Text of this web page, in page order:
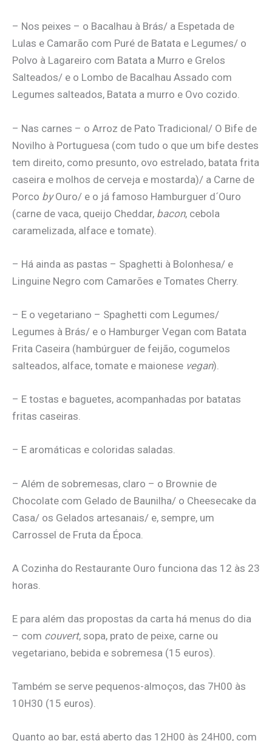
– Nos peixes – o Bacalhau à Brás/ a Espetada de
Lulas e Camarão com Puré de Batata e Legumes/ o
Polvo à Lagareiro com Batata a Murro e Grelos
Salteados/ e o Lombo de Bacalhau Assado com
Legumes salteados, Batata a murro e Ovo cozido.
– Nas carnes – o Arroz de Pato Tradicional/ O Bife de
Novilho à Portuguesa (com tudo o que um bife destes
tem direito, como presunto, ovo estrelado, batata frita
caseira e molhos de cerveja e mostarda)/ a Carne de
Porco byOuro/ e o já famoso Hamburguer d´Ouro
(carne de vaca, queijo Cheddar, bacon, cebola
caramelizada, alface e tomate).
– Há ainda as pastas – Spaghetti à Bolonhesa/ e
Linguine Negro com Camarões e Tomates Cherry.
– E o vegetariano – Spaghetti com Legumes/
Legumes à Brás/ e o Hamburger Vegan com Batata
Frita Caseira (hambúrguer de feijão, cogumelos
salteados, alface, tomate e maionese vegan).
– E tostas e baguetes, acompanhadas por batatas
fritas caseiras.
– E aromáticas e coloridas saladas.
– Além de sobremesas, claro – o Brownie de
Chocolate com Gelado de Baunilha/ o Cheesecake da
Casa/ os Gelados artesanais/ e, sempre, um
Carrossel de Fruta da Época.
A Cozinha do Restaurante Ouro funciona das 12 às 23
horas.
E para além das propostas da carta há menus do dia
– com couvert, sopa, prato de peixe, carne ou
vegetariano, bebida e sobremesa (15 euros).
Também se serve pequenos-almoços, das 7H00 às
10H30 (15 euros).
Quanto ao bar, está aberto das 12H00 às 24H00, com